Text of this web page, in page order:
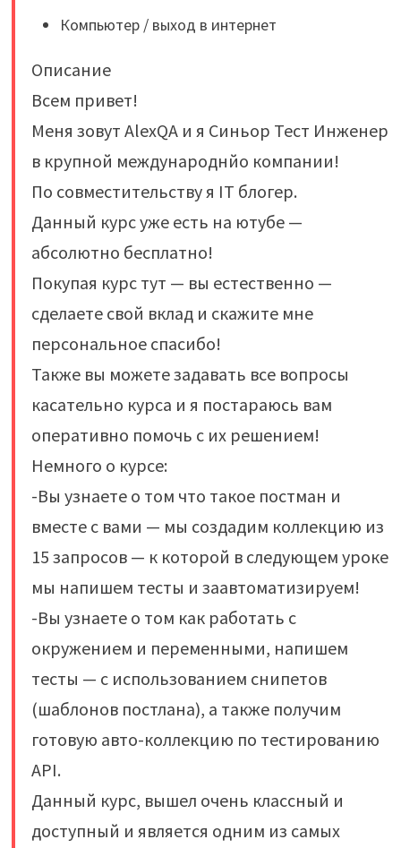
Компьютер / выход в интернет
Описание
Всем привет!
Меня зовут AlexQA и я Синьор Тест Инженер
в крупной международнйо компании!
По совместительству я IT блогер.
Данный курс уже есть на ютубе —
абсолютно бесплатно!
Покупая курс тут — вы естественно —
сделаете свой вклад и скажите мне
персональное спасибо!
Также вы можете задавать все вопросы
касательно курса и я постараюсь вам
оперативно помочь с их решением!
Немного о курсе:
-Вы узнаете о том что такое постман и
вместе с вами — мы создадим коллекцию из
15 запросов — к которой в следующем уроке
мы напишем тесты и заавтоматизируем!
-Вы узнаете о том как работать с
окружением и переменными, напишем
тесты — с использованием снипетов
(шаблонов постлана), а также получим
готовую авто-коллекцию по тестированию
API.
Данный курс, вышел очень классный и
доступный и является одним из самых